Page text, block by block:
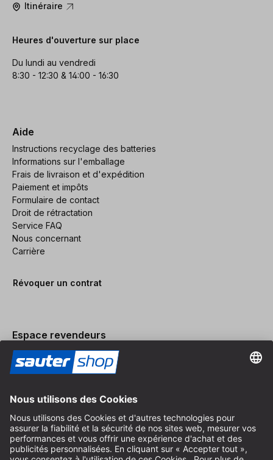
Itinéraire
Heures d'ouverture sur place
Du lundi au vendredi
8:30 - 12:30 & 14:00 - 16:30
Aide
Instructions recyclage des batteries
Informations sur l'emballage
Frais de livraison et d'expédition
Paiement et impôts
Formulaire de contact
Droit de rétractation
Service FAQ
Nous concernant
Carrière
Révoquer un contrat
Espace revendeurs
Devenir revendeur
Mentions légales
Conditions Générales